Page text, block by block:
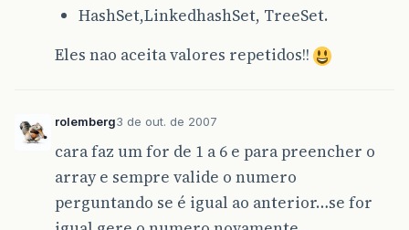
HashSet,LinkedhashSet, TreeSet.
Eles nao aceita valores repetidos!!
rolemberg3 de out. de 2007
cara faz um for de 1 a 6 e para preencher o
array e sempre valide o numero
perguntando se é igual ao anterior…se for